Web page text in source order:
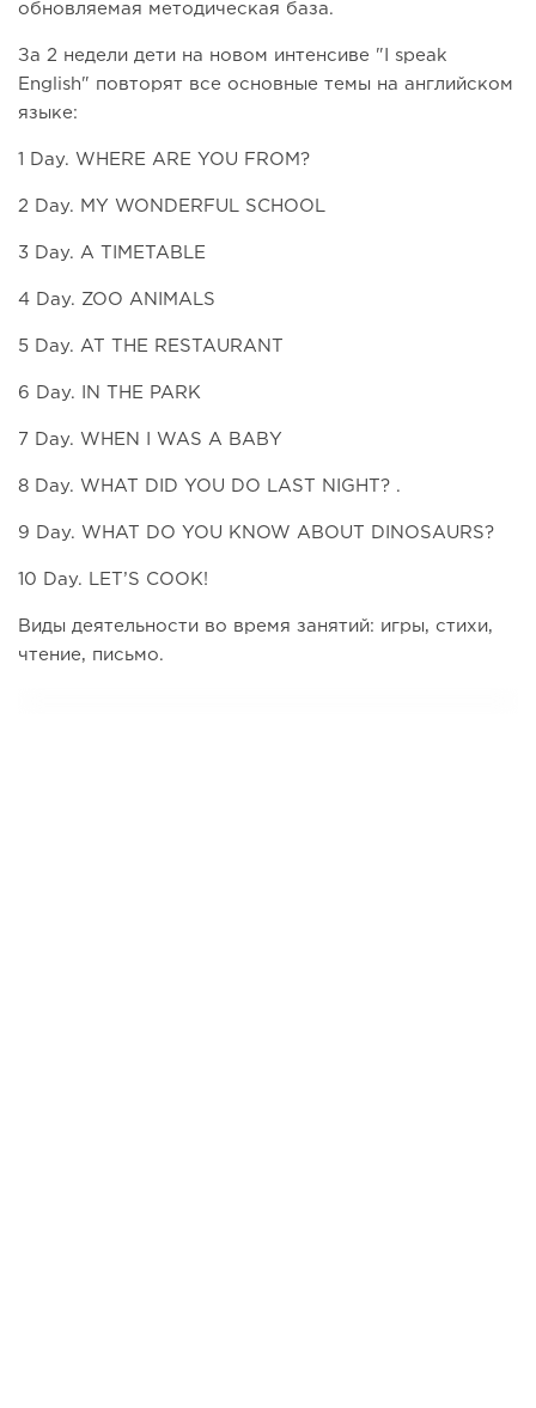
обновляемая методическая база.
За 2 недели дети на новом интенсиве "I speak
English" повторят все основные темы на английском
языке:
1 Day. WHERE ARE YOU FROM?
2 Day. MY WONDERFUL SCHOOL
3 Day. A TIMETABLE
4 Day. ZOO ANIMALS
5 Day. AT THE RESTAURANT
6 Day. IN THE PARK
7 Day. WHEN I WAS A BABY
8 Day. WHAT DID YOU DO LAST NIGHT? .
9 Day. WHAT DO YOU KNOW ABOUT DINOSAURS?
10 Day. LET’S COOK!
Виды деятельности во время занятий: игры, стихи,
чтение, письмо.